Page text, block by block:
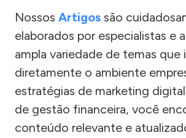
Nossos Artigos são
elaborados por especialistas e
ampla variedade de temas que
diretamente o ambiente
estratégias de marketing
de gestão financeira, você
conteúdo relevante e